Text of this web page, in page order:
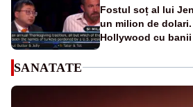
Fostul soț al lui
un milion de
Hollywood cu
SANATATE